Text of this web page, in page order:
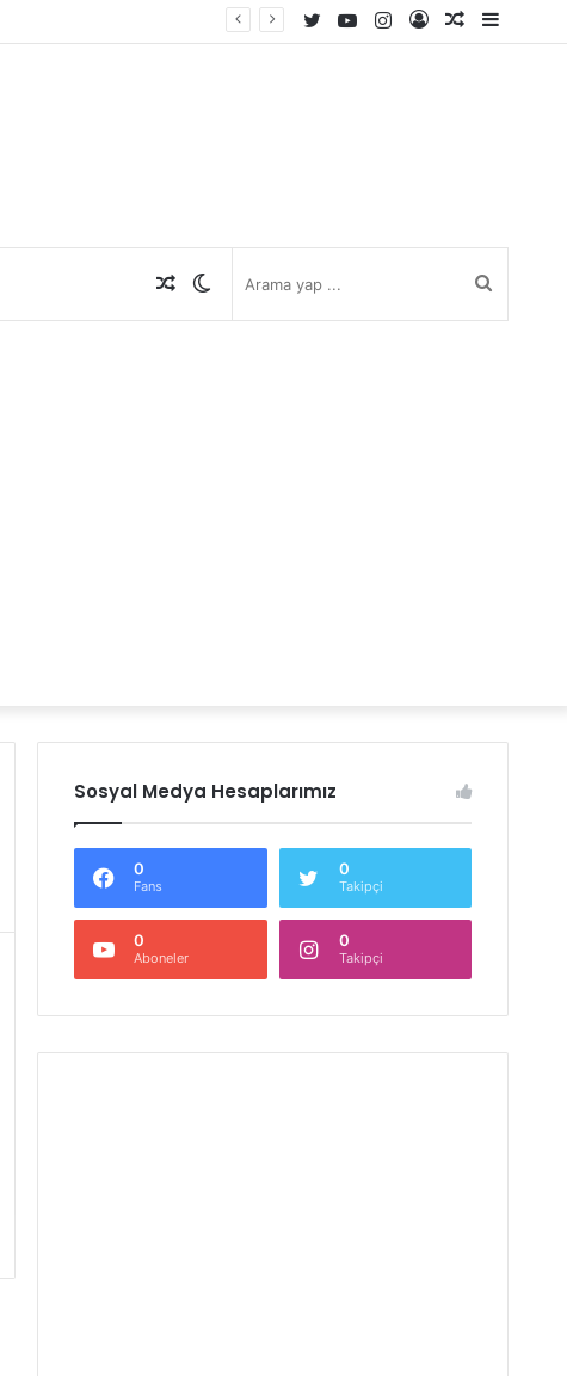
Rastgele
Kayıt
Instagram
YouTube
Twitter
Rastgele
Sosyal Medya Hesaplarımız
0
Fans
0
Takipçi
0
Aboneler
0
Takipçi